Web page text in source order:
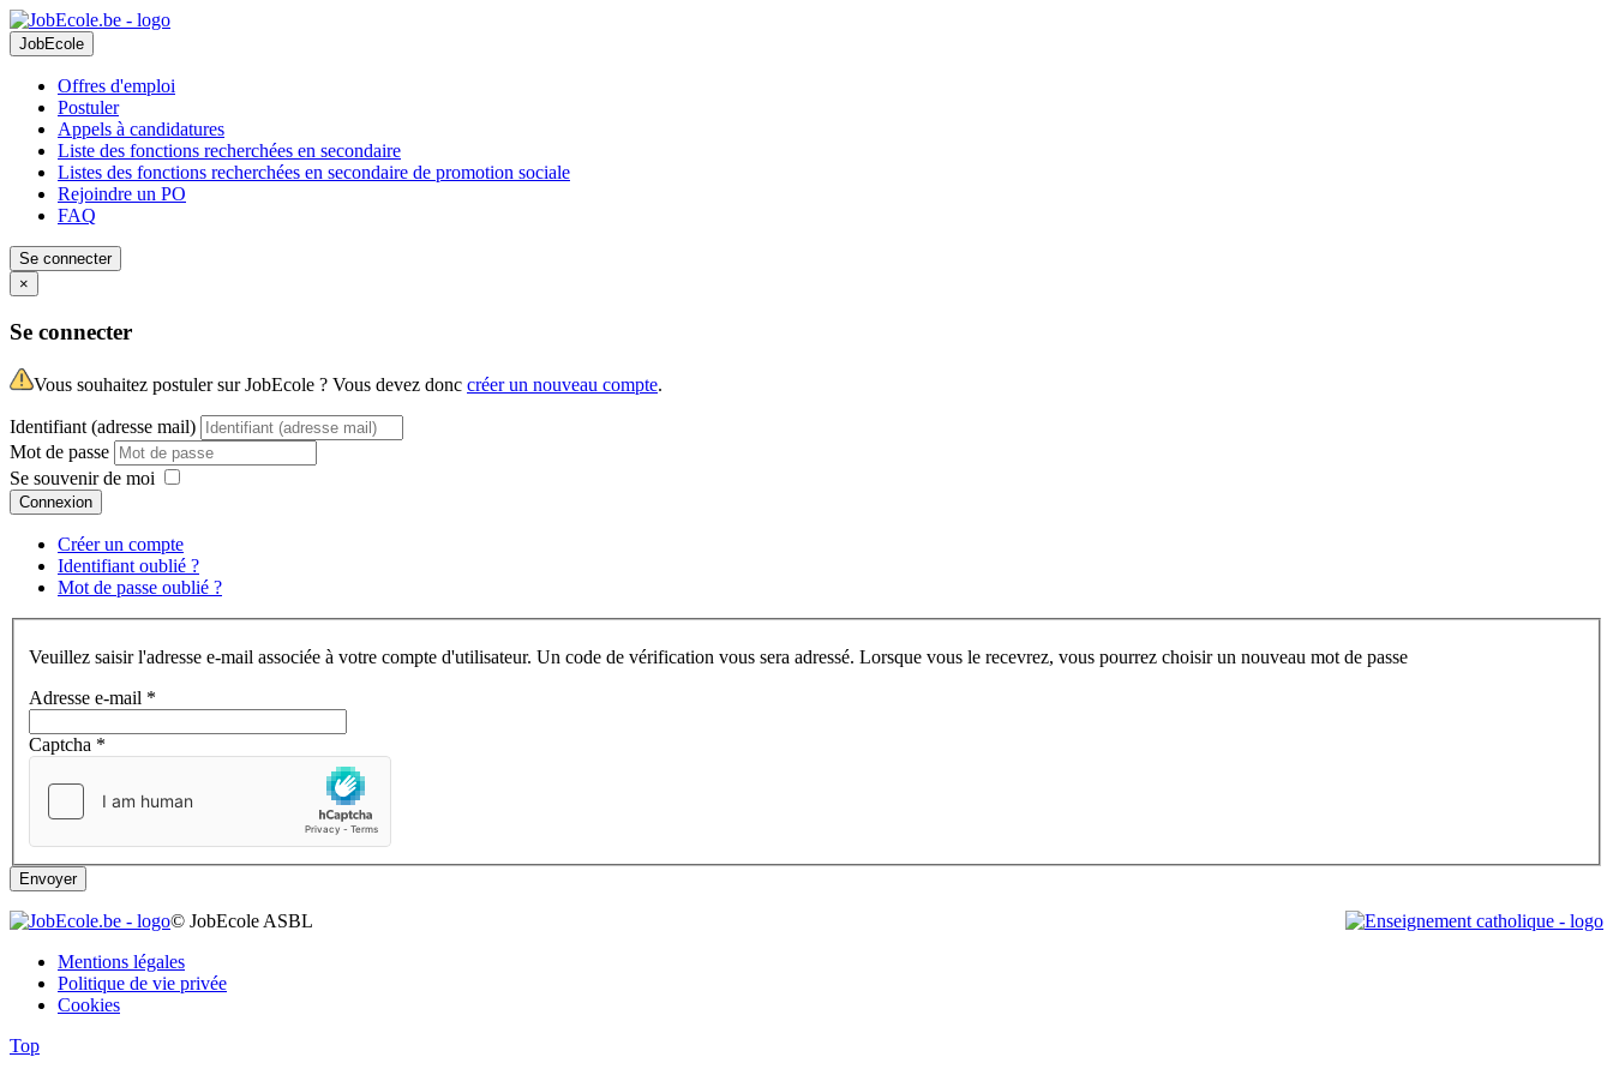
JobEcole
Offres d'emploi
Postuler
Appels à candidatures
Liste des fonctions recherchées en secondaire
Listes des fonctions recherchées en secondaire de promotion sociale
Rejoindre un PO
FAQ
Se connecter
×
Se connecter
Vous souhaitez postuler sur JobEcole ? Vous devez donc créer un nouveau compte.
Identifiant (adresse mail)
Mot de passe
Se souvenir de moi
Connexion
Créer un compte
Identifiant oublié ?
Mot de passe oublié ?
Veuillez saisir l'adresse e-mail associée à votre compte d'utilisateur. Un code de vérification vous sera adressé. Lorsque vous le recevrez, vous pourrez choisir un nouveau mot de passe
Adresse e-mail *
Captcha *
Envoyer
© JobEcole ASBL
Mentions légales
Politique de vie privée
Cookies
Top